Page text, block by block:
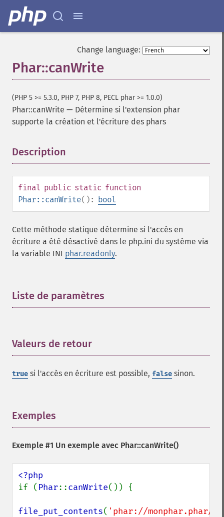
Change language:
Phar::canWrite
(PHP 5 >= 5.3.0, PHP 7, PHP 8, PECL phar >= 1.0.0)
Phar::canWrite — Détermine si l'extension phar
supporte la création et l'écriture des phars
Description
final public static function
Phar::canWrite(): bool
Cette méthode statique détermine si l'accès en
écriture a été désactivé dans le php.ini du système via
la variable INI phar.readonly.
Liste de paramètres
Valeurs de retour
true si l'accès en écriture est possible, false sinon.
Exemples
Exemple #1 Un exemple avec Phar::canWrite()
if ( Phar::canWrite()) {
file_put_contents( 'phar://